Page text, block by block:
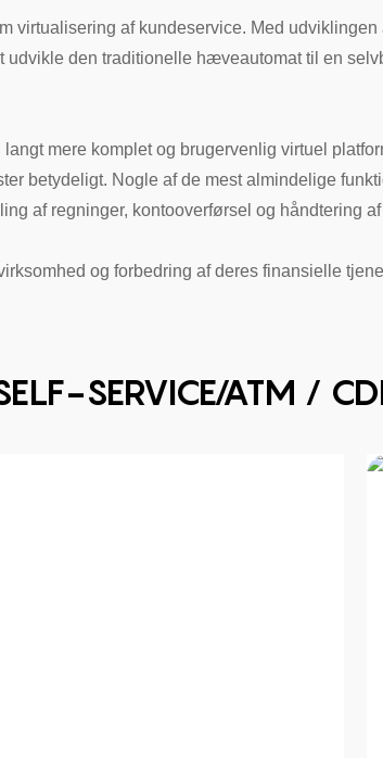
virtualisering af kundeservice. Med
udvikle den traditionelle hæveautomat til en
mere komplet og brugervenlig virtuel
betydeligt. Nogle af de mest almindelige
af regninger, kontooverførsel og håndtering
og forbedring af deres finansielle
SERVICE/ATM /